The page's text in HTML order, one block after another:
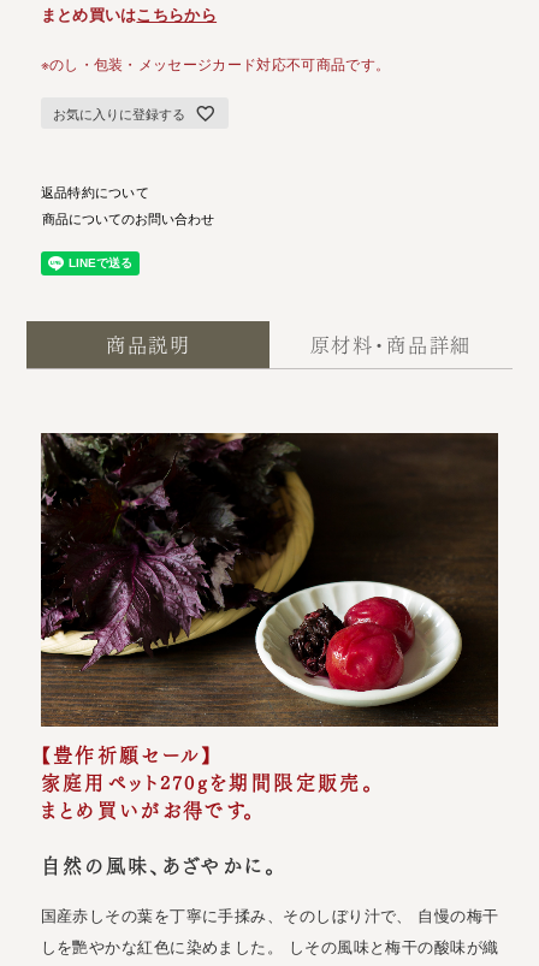
まとめ買いはこちらから
※のし・包装・メッセージカード対応不可商品です。
お気に入りに登録する
返品特約について
商品についてのお問い合わせ
商品説明 原材料・商品詳細
【豊作祈願セール】
家庭用ペット270gを期間限定販売。
まとめ買いがお得です。
自然の風味、あざやかに。
国産赤しその葉を丁寧に手揉み、そのしぼり汁で、 自慢の梅干
しを艷やかな紅色に染めました。 しその風味と梅干の酸味が織